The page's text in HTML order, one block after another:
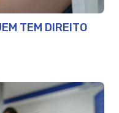
TEM DIREITO